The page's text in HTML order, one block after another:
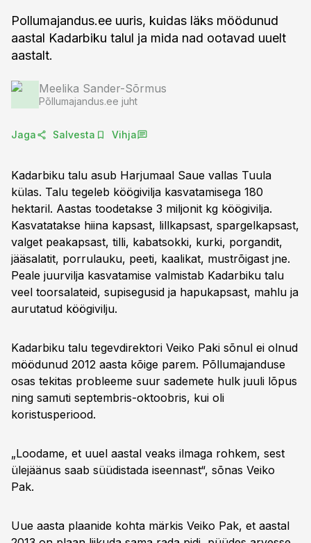
Pollumajandus.ee uuris, kuidas läks möödunud
aastal Kadarbiku talul ja mida nad ootavad uuelt
aastalt.
Meelika Sander-Sõrmus
Põllumajandus.ee juht
Jaga Salvesta Vihja
Kadarbiku talu asub Harjumaal Saue vallas Tuula
külas. Talu tegeleb köögivilja kasvatamisega 180
hektaril. Aastas toodetakse 3 miljonit kg köögivilja.
Kasvatatakse hiina kapsast, lillkapsast, spargelkapsast,
valget peakapsast, tilli, kabatsokki, kurki, porgandit,
jääsalatit, porrulauku, peeti, kaalikat, mustrõigast jne.
Peale juurvilja kasvatamise valmistab Kadarbiku talu
veel toorsalateid, supisegusid ja hapukapsast, mahlu ja
aurutatud köögivilju.
Kadarbiku talu tegevdirektori Veiko Paki sõnul ei olnud
möödunud 2012 aasta kõige parem. Põllumajanduse
osas tekitas probleeme suur sademete hulk juuli lõpus
ning samuti septembris-oktoobris, kui oli
koristusperiood.
„Loodame, et uuel aastal veaks ilmaga rohkem, sest
ülejäänus saab süüdistada iseennast“, sõnas Veiko
Pak.
Uue aasta plaanide kohta märkis Veiko Pak, et aastal